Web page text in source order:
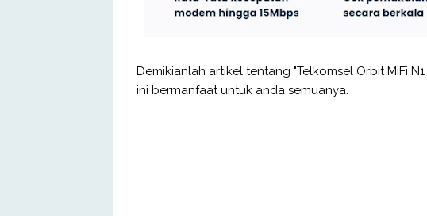
Demikianlah artikel tentang "Telkomsel Orbit MiFi
ini bermanfaat untuk anda semuanya.